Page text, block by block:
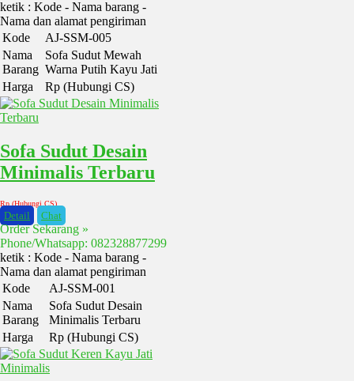
ketik : Kode - Nama barang -
Nama dan alamat pengiriman
Kode
AJ-SSM-005
Nama
Barang
Sofa Sudut Mewah
Warna Putih Kayu Jati
Harga
Rp (Hubungi CS)
Sofa Sudut Desain
Minimalis Terbaru
Rp (Hubungi CS)
Detail Chat
Order Sekarang »
Phone/Whatsapp: 082328877299
ketik : Kode - Nama barang -
Nama dan alamat pengiriman
Kode
AJ-SSM-001
Nama
Barang
Sofa Sudut Desain
Minimalis Terbaru
Harga
Rp (Hubungi CS)